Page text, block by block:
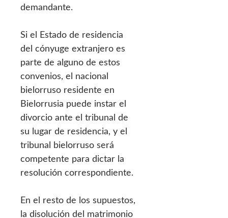
demandante.
Si el Estado de residencia
del cónyuge extranjero es
parte de alguno de estos
convenios, el nacional
bielorruso residente en
Bielorrusia puede instar el
divorcio ante el tribunal de
su lugar de residencia, y el
tribunal bielorruso será
competente para dictar la
resolución correspondiente.
En el resto de los supuestos,
la disolución del matrimonio